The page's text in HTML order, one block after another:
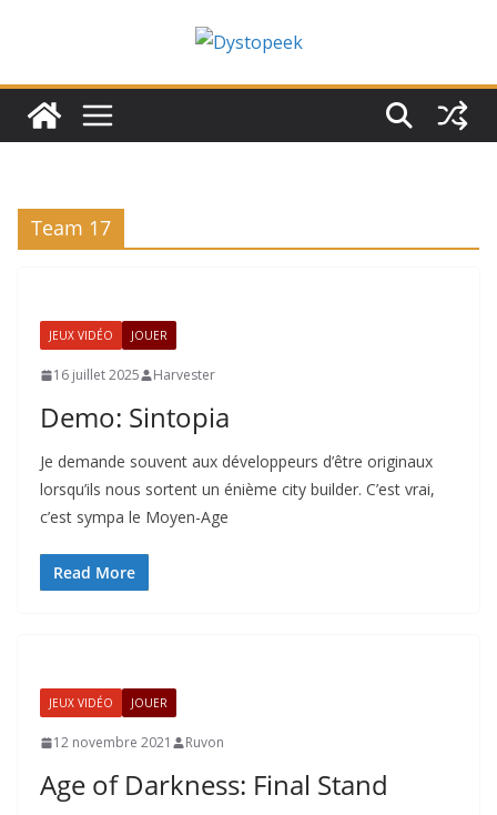
Team 17
JEUX VIDÉO JOUER
16 juillet 2025 Harvester
Demo: Sintopia
Je demande souvent aux développeurs d’être originaux
lorsqu’ils nous sortent un énième city builder. C’est vrai,
c’est sympa le Moyen-Age
Read More
JEUX VIDÉO JOUER
12 novembre 2021 Ruvon
Age of Darkness: Final Stand